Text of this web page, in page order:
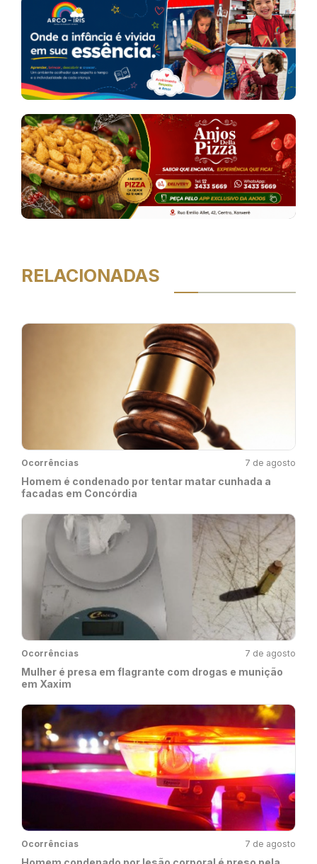
RELACIONADAS
Ocorrências 7 de agosto
Homem é condenado por tentar matar cunhada a
facadas em Concórdia
Ocorrências 7 de agosto
Mulher é presa em flagrante com drogas e munição
em Xaxim
Ocorrências 7 de agosto